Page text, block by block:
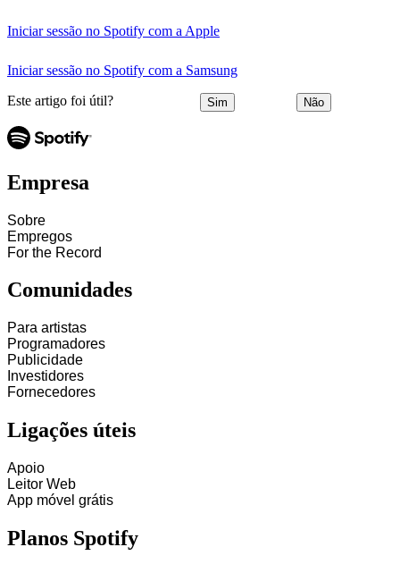
Iniciar sessão no Spotify com a Apple
Iniciar sessão no Spotify com a Samsung
Este artigo foi útil? Sim Não
Empresa
Sobre
Empregos
For the Record
Comunidades
Para artistas
Programadores
Publicidade
Investidores
Fornecedores
Ligações úteis
Apoio
Leitor Web
App móvel grátis
Planos Spotify